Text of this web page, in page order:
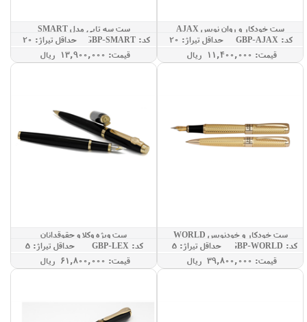
ست خودکار و روان نویس AJAX
کد: GBP-AJAX
حداقل تيراژ: 20
قيمت: 11,400,000 ريال
ست سه تایی مدل SMART
کد: GBP-SMART
حداقل تيراژ: 20
قيمت: 13,900,000 ريال
ست خودکار و خودنویس WORLD
کد: GBP-WORLD
حداقل تيراژ: 5
قيمت: 39,800,000 ريال
ست ویژه وکلا و حقوقدانان
کد: GBP-LEX
حداقل تيراژ: 5
قيمت: 61,800,000 ريال